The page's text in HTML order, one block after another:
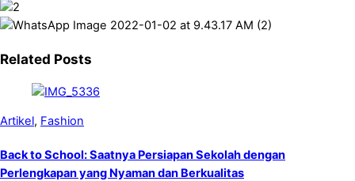
Related Posts
Artikel, Fashion
Back to School: Saatnya Persiapan Sekolah dengan
Perlengkapan yang Nyaman dan Berkualitas